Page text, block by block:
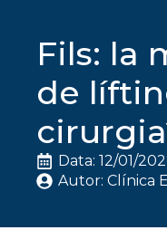
Fils: la
de
Data: 12/01/
Autor: Clínica